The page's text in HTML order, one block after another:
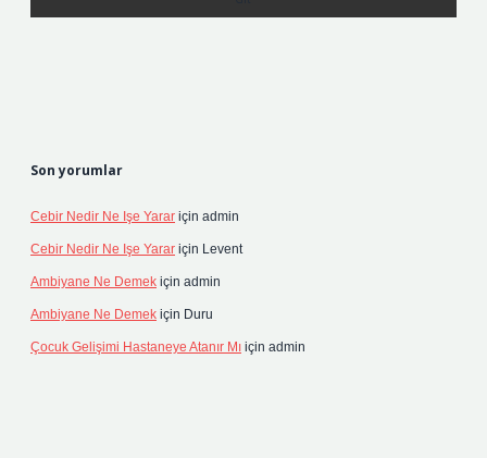
Son yorumlar
Cebir Nedir Ne Işe Yarar için admin
Cebir Nedir Ne Işe Yarar için Levent
Ambiyane Ne Demek için admin
Ambiyane Ne Demek için Duru
Çocuk Gelişimi Hastaneye Atanır Mı için admin